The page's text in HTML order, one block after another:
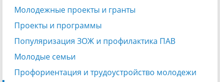
Молодежные проекты и гранты
Проекты и программы
Популяризация ЗОЖ и профилактика ПАВ
Молодые семьи
Профориентация и трудоустройство молодежи